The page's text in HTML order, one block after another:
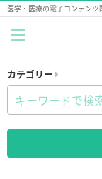
医学・医療の電子コンテンツ
カテゴリー